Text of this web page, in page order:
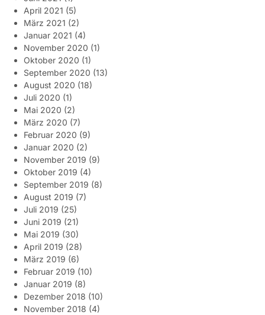
April 2021 (5)
März 2021 (2)
Januar 2021 (4)
November 2020 (1)
Oktober 2020 (1)
September 2020 (13)
August 2020 (18)
Juli 2020 (1)
Mai 2020 (2)
März 2020 (7)
Februar 2020 (9)
Januar 2020 (2)
November 2019 (9)
Oktober 2019 (4)
September 2019 (8)
August 2019 (7)
Juli 2019 (25)
Juni 2019 (21)
Mai 2019 (30)
April 2019 (28)
März 2019 (6)
Februar 2019 (10)
Januar 2019 (8)
Dezember 2018 (10)
November 2018 (4)